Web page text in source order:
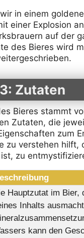
in einem
einer Explosion
auf der
des Bieres wird
Zutaten
Bieres stammt
Zutaten, die
zum
zu verstehen hilft,
zu
Hauptzutat im Bier,
Inhalts
kann den